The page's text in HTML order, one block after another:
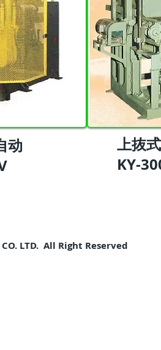
动
上抜
​KY-
LTD. All Right Reserved